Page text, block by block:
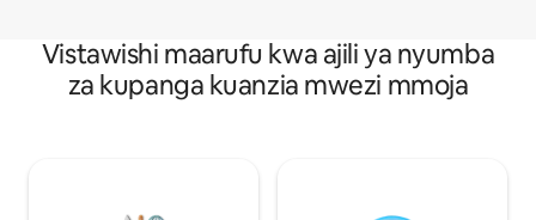
Vistawishi maarufu kwa ajili ya nyumba
za kupanga kuanzia mwezi mmoja